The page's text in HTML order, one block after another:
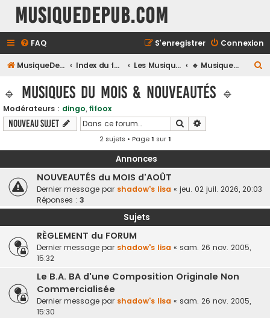
MusiqueDePub.com
FAQ Connexion
S’enregistrer
MusiqueDePub.com Index du forum Les Musiques De Pubs 🔹 Musiques du Mois & Nouveautés 🔹
🔹 Musiques du Mois & Nouveautés 🔹
Modérateurs : dingo, fifoox
Nouveau sujet Rechercher
2 sujets • Page1 sur1
Annonces
NOUVEAUTÉS du MOIS d'AOÛT
Dernier message par shadow's lisa « jeu. 02 juil. 2026, 20:03
Réponses : 3
Sujets
RÈGLEMENT du FORUM
Dernier message par shadow's lisa « sam. 26 nov. 2005,
15:32
Le B.A. BA d'une Composition Originale Non
Commercialisée
Dernier message par shadow's lisa « sam. 26 nov. 2005,
15:30